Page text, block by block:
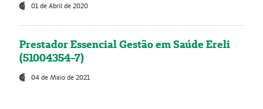
01 de Abril de 2020
Prestador Essencial Gestão em Saúde Ereli
(51004354-7)
04 de Maio de 2021